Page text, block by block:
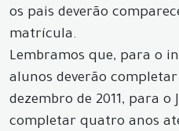
os pais deverão
matrícula.
Lembramos que, para o
alunos deverão
dezembro de 2011, para o
completar quatro anos